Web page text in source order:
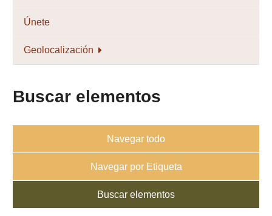
Únete
Geolocalización
Buscar elementos
Navegar todo
Navegar por Etiqueta
Buscar elementos